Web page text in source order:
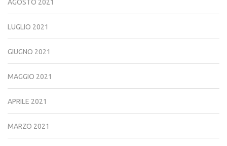
AGOSTO 2021
LUGLIO 2021
GIUGNO 2021
MAGGIO 2021
APRILE 2021
MARZO 2021